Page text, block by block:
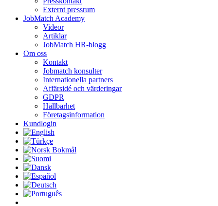
Externt pressrum
JobMatch Academy
Videor
Artiklar
JobMatch HR-blogg
Om oss
Kontakt
Jobmatch konsulter
Internationella partners
Affärsidé och värderingar
GDPR
Hållbarhet
Företagsinformation
Kundlogin